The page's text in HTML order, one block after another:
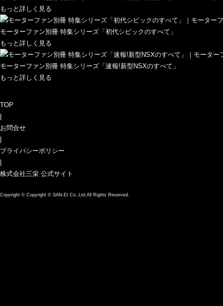
もっと詳しく見る
モーターファン別冊 特集シリーズ「初代シビックのすべて」
もっと詳しく見る
モーターファン別冊 特集シリーズ「速報!新型NSXのすべて」
もっと詳しく見る
TOP
お問合せ
プライバシーポリシー
株式会社三栄 公式サイト
Copyright © Copyright © SAN-EI Co.,Ltd.All Rights Reserved.